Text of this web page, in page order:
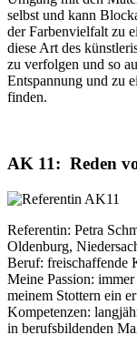
selbst und kann
der Farbenvielfalt zu
diese Art des
zu verfolgen und so
Entspannung und zu
finden.
AK 11: Reden
Referentin: Petra
Oldenburg,
Beruf: freischaffende
Meine Passion:
meinem Stottern ein
Kompetenzen:
in berufsbildenden